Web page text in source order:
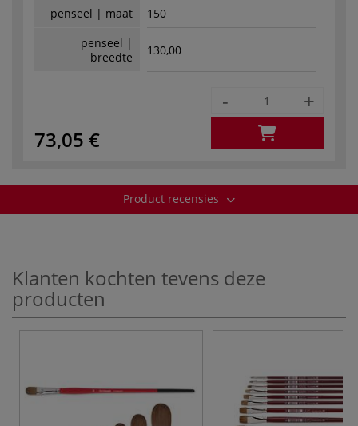
penseel | maat
150
penseel |
breedte
130,00
73,05 €
- +
Product recensies
Klanten kochten tevens deze
producten